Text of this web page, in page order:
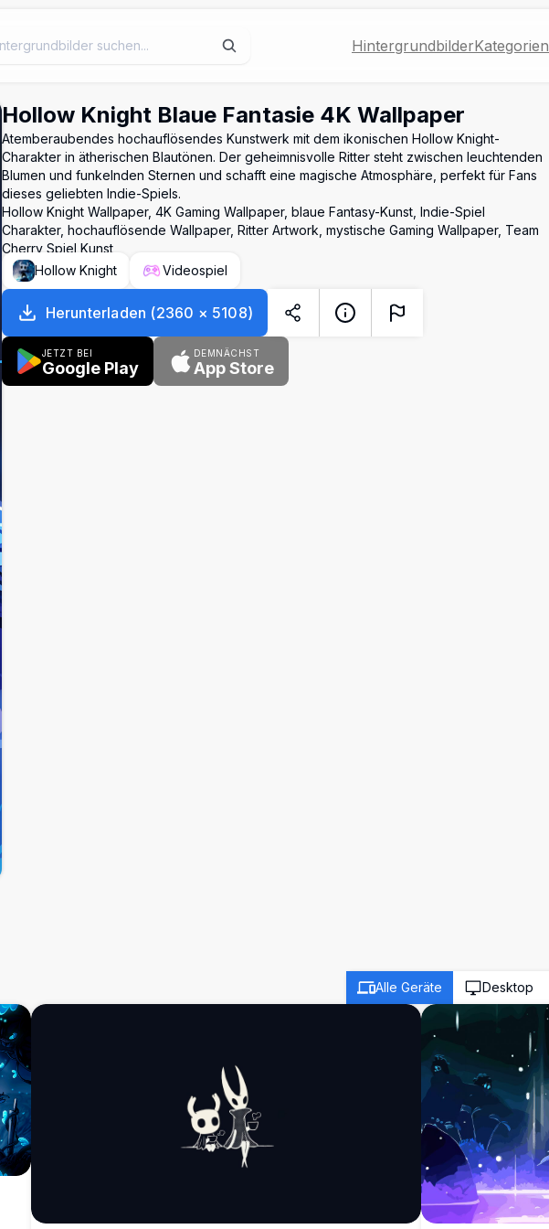
HintergrundbilderKategorien
Hollow Knight Blaue Fantasie 4K Wallpaper
Atemberaubendes hochauflösendes Kunstwerk mit dem ikonischen Hollow Knight-
Charakter in ätherischen Blautönen. Der geheimnisvolle Ritter steht zwischen leuchtenden
Blumen und funkelnden Sternen und schafft eine magische Atmosphäre, perfekt für Fans
dieses geliebten Indie-Spiels.
Hollow Knight Wallpaper, 4K Gaming Wallpaper, blaue Fantasy-Kunst, Indie-Spiel
Charakter, hochauflösende Wallpaper, Ritter Artwork, mystische Gaming Wallpaper, Team
Cherry Spiel Kunst
Hollow Knight
Videospiel
Herunterladen (2360 × 5108)
JETZT BEI
Google Play
DEMNÄCHST
App Store
Alle Geräte Desktop